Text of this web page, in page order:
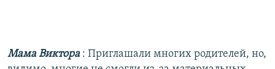
Мама Виктора : Приглашали многих родителей, но,